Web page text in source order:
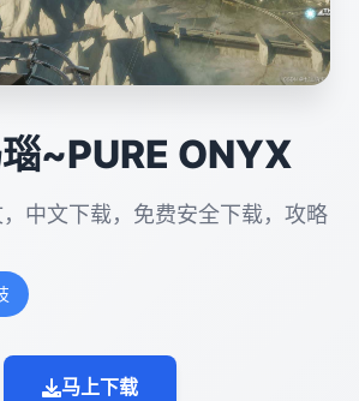
~PURE ONYX
中文下载，免费安全下载，攻略
马上下载